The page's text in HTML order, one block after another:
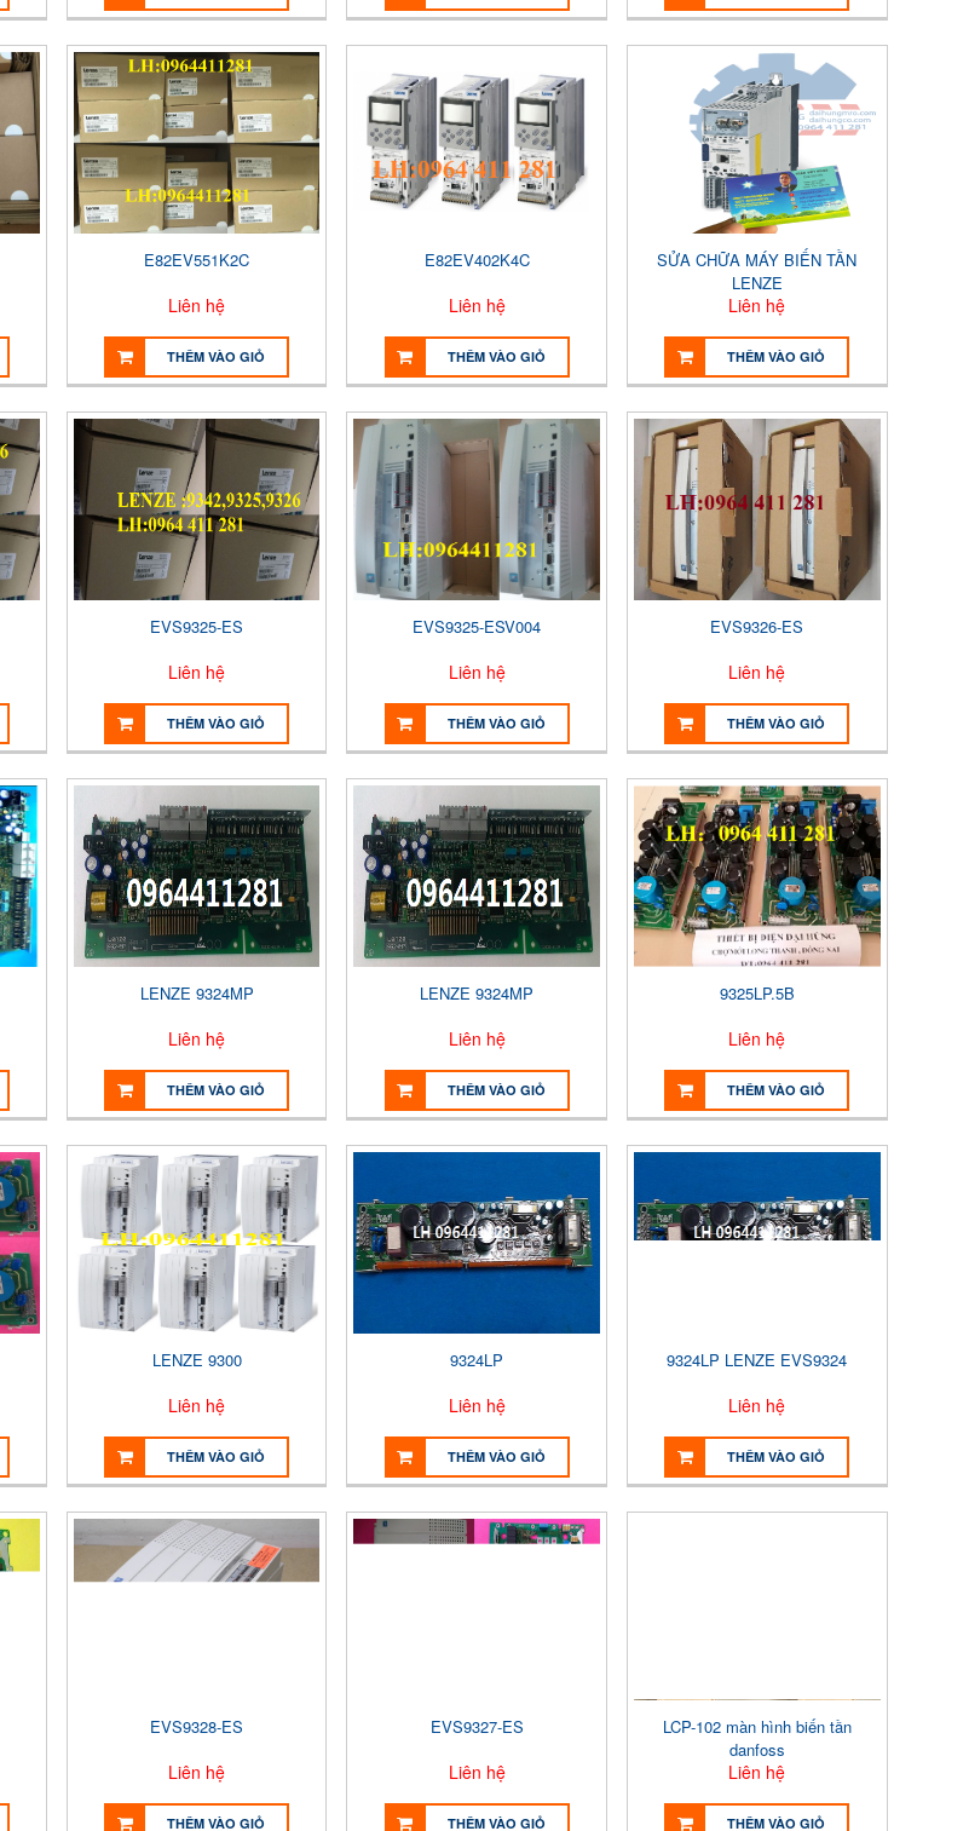
E82EV551K2C
Liên hệ
THÊM VÀO GIỎ
E82EV402K4C
Liên hệ
THÊM VÀO GIỎ
SỬA CHỮA MÁY BIẾN TẦN
LENZE
Liên hệ
THÊM VÀO GIỎ
EVS9325-ES
Liên hệ
THÊM VÀO GIỎ
EVS9325-ESV004
Liên hệ
THÊM VÀO GIỎ
EVS9326-ES
Liên hệ
THÊM VÀO GIỎ
LENZE 9324MP
Liên hệ
THÊM VÀO GIỎ
LENZE 9324MP
Liên hệ
THÊM VÀO GIỎ
9325LP.5B
Liên hệ
THÊM VÀO GIỎ
LENZE 9300
Liên hệ
THÊM VÀO GIỎ
9324LP
Liên hệ
THÊM VÀO GIỎ
9324LP LENZE EVS9324
Liên hệ
THÊM VÀO GIỎ
EVS9328-ES
Liên hệ
THÊM VÀO GIỎ
EVS9327-ES
Liên hệ
THÊM VÀO GIỎ
LCP-102 màn hình biến tần
danfoss
Liên hệ
THÊM VÀO GIỎ